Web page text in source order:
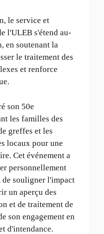
le service et
l'ULEB s'étend au-
en soutenant la
le traitement des
et renforce
son 50e
les familles des
greffes et les
locaux pour une
Cet événement a
personnellement
de souligner l'impact
un aperçu des
et de traitement de
son engagement en
d'intendance.